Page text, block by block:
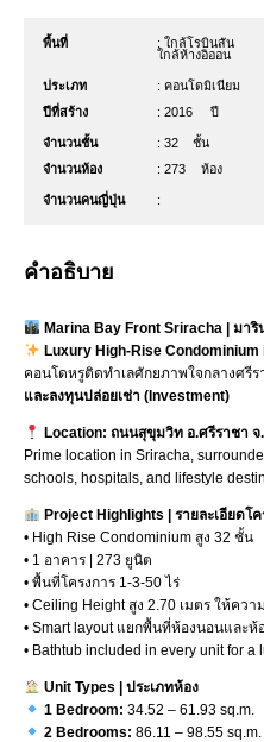
พื้นที่
: ใกล้โรบินสัน
ใกล้ห้างอิออน
ประเภท
: คอนโดมิเนียม
ปีที่สร้าง
: 2016 ปี
จำนวนชั้น : 32
ชั้น
จำนวนห้อง
: 273 ห้อง
จำนวนคนญี่ปุ่น :
คำอธิบาย
Marina Bay Front Sriracha | มาริ
Luxury High-Rise
คอนโดหรูติดทำเลศักยภาพใจกลางศรีร
และลงทุนปล่อยเช่า (Investment)
Location: ถนนสุขุมวิท อ.ศรีราชา จ
Prime location in Sriracha,
schools, hospitals, and lifestyle
Project Highlights | รายละเอียดโค
• High Rise Condominium สูง 32 ชั้น
• 1 อาคาร | 273 ยูนิต
• พื้นที่โครงการ 1-3-50 ไร่
• Ceiling Height สูง 2.70 เมตร ให้ควา
• Smart layout แยกพื้นที่ห้องนอนและห้
• Bathtub included in every unit for a
Unit Types | ประเภทห้อง
1 Bedroom: 34.52 – 61.93 sq.m.
2 Bedrooms: 86.11 – 98.55 sq.m.